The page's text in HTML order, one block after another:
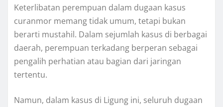
Keterlibatan perempuan dalam dugaan kasus
curanmor memang tidak umum, tetapi bukan
berarti mustahil. Dalam sejumlah kasus di berbagai
daerah, perempuan terkadang berperan sebagai
pengalih perhatian atau bagian dari jaringan
tertentu.
Namun, dalam kasus di Ligung ini, seluruh dugaan